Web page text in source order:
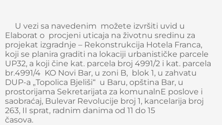
U vezi sa navedenim možete izvršiti uvid u
Elaborat o procjeni uticaja na životnu sredinu za
projekat izgradnje – Rekonstrukcija Hotela Franca,
koji se planira graditi na lokaciji urbanističke parcele
UP32, a koji čine kat. parcela broj 4991/2 i kat. parcela
br.4991/4 KO Novi Bar, u zoni B, blok 1, u zahvatu
DUP-a „Topolica Bjeliši“ u Baru, opština Bar, u
prostorijama Sekretarijata za komunalnE poslove i
saobraćaj, Bulevar Revolucije broj 1, kancelarija broj
263, II sprat, radnim danima od 11 do 15
časova.